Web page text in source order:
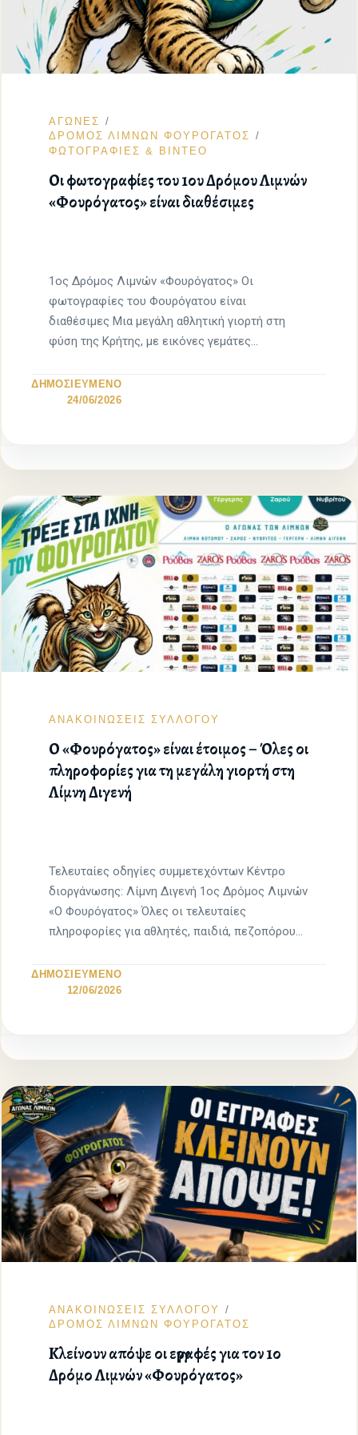
ΑΓΩΝΕΣ
ΔΡΟΜΟΣ ΛΙΜΝΩΝ ΦΟΥΡΟΓΑΤΟΣ
ΦΩΤΟΓΡΑΦΙΕΣ & ΒΙΝΤΕΟ
Οι φωτογραφίες του 1ου Δρόμου Λιμνών
«Φουρόγατος» είναι διαθέσιμες
1ος Δρόμος Λιμνών «Φουρόγατος» Οι
φωτογραφίες του Φουρόγατου είναι
διαθέσιμες Μια μεγάλη αθλητική γιορτή στη
φύση της Κρήτης, με εικόνες γεμάτες
ΔΗΜΟΣΙΕΥΜΕΝΟ
24/06/2026
ΑΝΑΚΟΙΝΩΣΕΙΣ ΣΥΛΛΟΓΟΥ
Ο «Φουρόγατος» είναι έτοιμος – Όλες οι
πληροφορίες για τη μεγάλη γιορτή στη
Λίμνη Διγενή
Τελευταίες οδηγίες συμμετεχόντων Κέντρο
διοργάνωσης: Λίμνη Διγενή 1ος Δρόμος Λιμνών
«Ο Φουρόγατος» Όλες οι τελευταίες
πληροφορίες για αθλητές, παιδιά, πεζοπόρους
ΔΗΜΟΣΙΕΥΜΕΝΟ
12/06/2026
ΑΝΑΚΟΙΝΩΣΕΙΣ ΣΥΛΛΟΓΟΥ
ΔΡΟΜΟΣ ΛΙΜΝΩΝ ΦΟΥΡΟΓΑΤΟΣ
Κλείνουν απόψε οι εγγραφές για τον 1ο
Δρόμο Λιμνών «Φουρόγατος»